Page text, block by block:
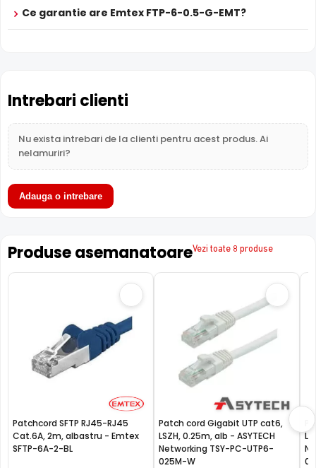
Ce garantie are Emtex FTP-6-0.5-G-EMT?
Intrebari clienti
Nu exista intrebari de la clienti pentru acest produs. Ai
nelamuriri?
Adauga o intrebare
Produse asemanatoareVezi toate 8 produse
Patchcord SFTP RJ45-RJ45
Cat.6A, 2m, albastru - Emtex
SFTP-6A-2-BL
Patch cord Gigabit UTP cat6,
LSZH, 0.25m, alb - ASYTECH
Networking TSY-PC-UTP6-
025M-W